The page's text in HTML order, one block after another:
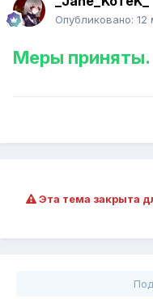
Опубликовано: 12
Меры приняты.
Эта тема закрыта